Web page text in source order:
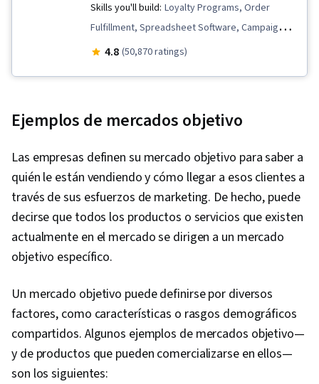
Skills you'll build: Loyalty Programs, Order
Fulfillment, Spreadsheet Software, Campaign
Management, Email Marketing, Online
Media Management, Performance
Strategy, Media Planning, Client Services,
Marketing, Data Storytelling, Keyword
Research, Search Engine Marketing, Content
Optimization, Customer Engagement,
Conversion Funnel Analysis, Persona
Techniques, Marketing Strategies, Advertising
Campaigns, Customer Analysis, Digital
Marketing, Digital Advertising, Target Audience,
Market Research, Order Processing, Sales,
Retail Store Operations, Market Trend, General
4.8 (50,870 ratings)
Ejemplos de mercados objetivo
Las empresas definen su mercado objetivo para saber a
quién le están vendiendo y cómo llegar a esos clientes a
través de sus esfuerzos de marketing. De hecho, puede
decirse que todos los productos o servicios que existen
actualmente en el mercado se dirigen a un mercado
objetivo específico.
Un mercado objetivo puede definirse por diversos
factores, como características o rasgos demográficos
compartidos. Algunos ejemplos de mercados objetivo—
y de productos que pueden comercializarse en ellos—
son los siguientes: